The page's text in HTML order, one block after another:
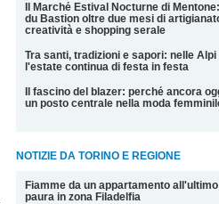
Il Marché Estival Nocturne di
du Bastion oltre due mesi di
creatività e shopping serale
Tra santi, tradizioni e sapori: nelle
l'estate continua di festa in festa
Il fascino del blazer: perché ancora
un posto centrale nella moda
NOTIZIE DA TORINO E REGIONE
Fiamme da un appartamento
paura in zona Filadelfia